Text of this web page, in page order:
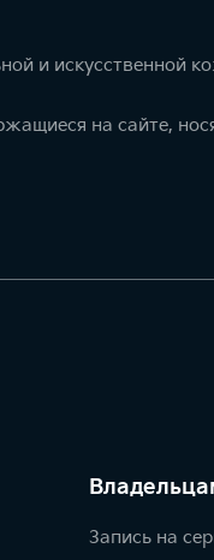
и искусственной
на сайте,
Запись на